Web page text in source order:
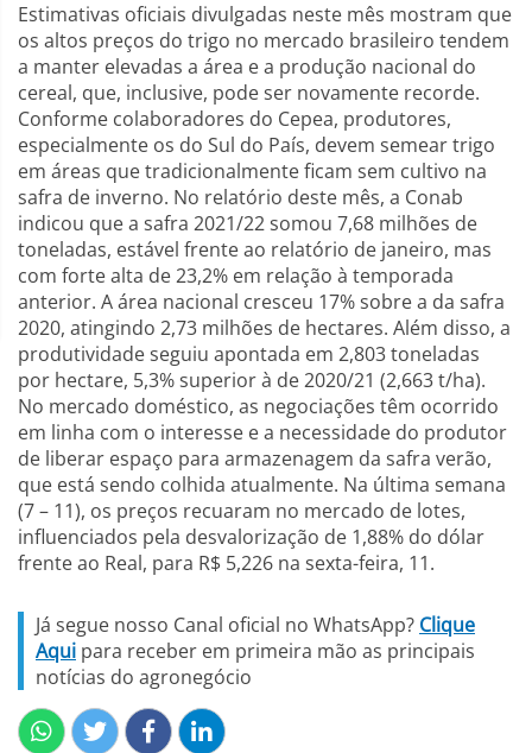
Estimativas oficiais divulgadas neste mês mostram que
os altos preços do trigo no mercado brasileiro tendem
a manter elevadas a área e a produção nacional do
cereal, que, inclusive, pode ser novamente recorde.
Conforme colaboradores do Cepea, produtores,
especialmente os do Sul do País, devem semear trigo
em áreas que tradicionalmente ficam sem cultivo na
safra de inverno. No relatório deste mês, a Conab
indicou que a safra 2021/22 somou 7,68 milhões de
toneladas, estável frente ao relatório de janeiro, mas
com forte alta de 23,2% em relação à temporada
anterior. A área nacional cresceu 17% sobre a da safra
2020, atingindo 2,73 milhões de hectares. Além disso, a
produtividade seguiu apontada em 2,803 toneladas
por hectare, 5,3% superior à de 2020/21 (2,663 t/ha).
No mercado doméstico, as negociações têm ocorrido
em linha com o interesse e a necessidade do produtor
de liberar espaço para armazenagem da safra verão,
que está sendo colhida atualmente. Na última semana
(7 – 11), os preços recuaram no mercado de lotes,
influenciados pela desvalorização de 1,88% do dólar
frente ao Real, para R$ 5,226 na sexta-feira, 11.
Já segue nosso Canal oficial no WhatsApp? Clique
Aqui para receber em primeira mão as principais
notícias do agronegócio